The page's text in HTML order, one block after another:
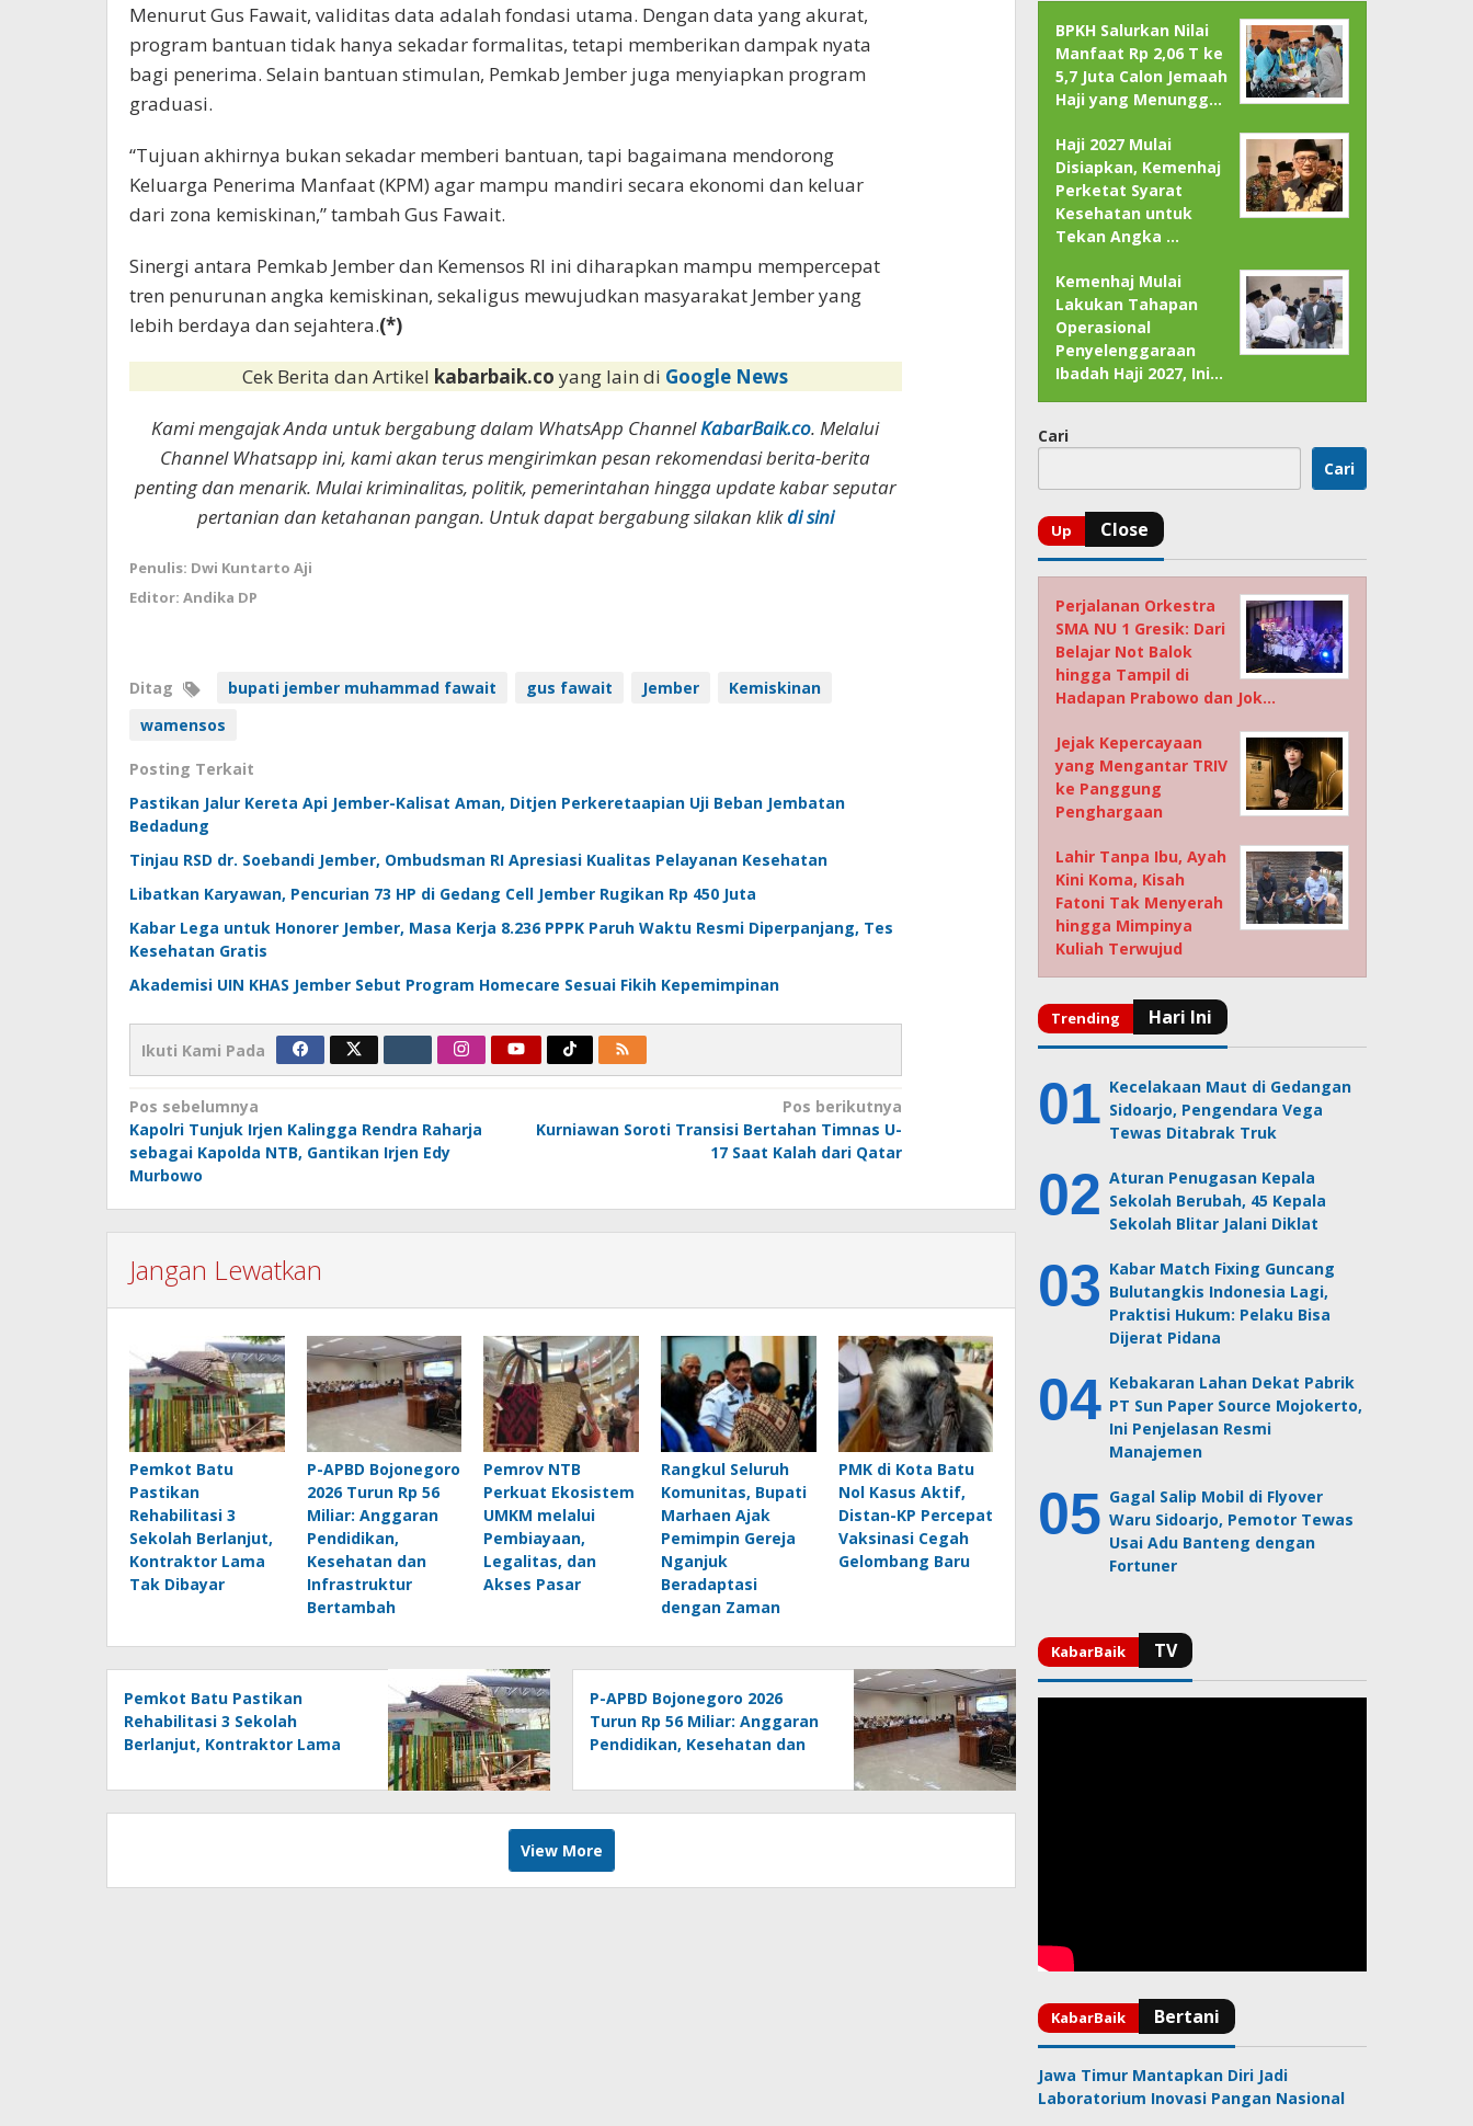
Menurut Gus Fawait, validitas data adalah fondasi utama. Dengan data yang akurat,
program bantuan tidak hanya sekadar formalitas, tetapi memberikan dampak nyata
bagi penerima. Selain bantuan stimulan, Pemkab Jember juga menyiapkan program
graduasi.
“Tujuan akhirnya bukan sekadar memberi bantuan, tapi bagaimana mendorong
Keluarga Penerima Manfaat (KPM) agar mampu mandiri secara ekonomi dan keluar
dari zona kemiskinan,” tambah Gus Fawait.
Sinergi antara Pemkab Jember dan Kemensos RI ini diharapkan mampu mempercepat
tren penurunan angka kemiskinan, sekaligus mewujudkan masyarakat Jember yang
lebih berdaya dan sejahtera.(*)
Cek Berita dan Artikel kabarbaik.coyang lain di Google News
Kami mengajak Anda untuk bergabung dalam WhatsApp ChannelKabarBaik.co. Melalui
Channel Whatsapp ini, kami akan terus mengirimkan pesan rekomendasi berita-berita
penting dan menarik. Mulai kriminalitas, politik, pemerintahan hingga update kabar seputar
pertanian dan ketahanan pangan. Untuk dapat bergabung silakan klikdi sini
Penulis: Dwi Kuntarto Aji
Editor: Andika DP
Ditag bupati jember muhammad fawait gus fawait Jember
Kemiskinan
wamensos
Posting Terkait
Pastikan Jalur Kereta Api Jember-Kalisat Aman, Ditjen Perkeretaapian Uji Beban Jembatan
Bedadung
Tinjau RSD dr. Soebandi Jember, Ombudsman RI Apresiasi Kualitas Pelayanan Kesehatan
Libatkan Karyawan, Pencurian 73 HP di Gedang Cell Jember Rugikan Rp 450 Juta
Kabar Lega untuk Honorer Jember, Masa Kerja 8.236 PPPK Paruh Waktu Resmi Diperpanjang, Tes
Kesehatan Gratis
Akademisi UIN KHAS Jember Sebut Program Homecare Sesuai Fikih Kepemimpinan
Ikuti Kami Pada
Navigasi
pos
Pos sebelumnya
Kapolri Tunjuk Irjen Kalingga Rendra Raharja
sebagai Kapolda NTB, Gantikan Irjen Edy
Murbowo
Pos berikutnya
Kurniawan Soroti Transisi Bertahan Timnas U-
17 Saat Kalah dari Qatar
Jangan Lewatkan
Pemkot Batu
Pastikan
Rehabilitasi 3
Sekolah Berlanjut,
Kontraktor Lama
Tak Dibayar
P-APBD Bojonegoro
2026 Turun Rp 56
Miliar: Anggaran
Pendidikan,
Kesehatan dan
Infrastruktur
Bertambah
Pemrov NTB
Perkuat Ekosistem
UMKM melalui
Pembiayaan,
Legalitas, dan
Akses Pasar
Rangkul Seluruh
Komunitas, Bupati
Marhaen Ajak
Pemimpin Gereja
Nganjuk
Beradaptasi
dengan Zaman
PMK di Kota Batu
Nol Kasus Aktif,
Distan-KP Percepat
Vaksinasi Cegah
Gelombang Baru
Pemkot Batu Pastikan
Rehabilitasi 3 Sekolah
Berlanjut, Kontraktor Lama
P-APBD Bojonegoro 2026
Turun Rp 56 Miliar: Anggaran
Pendidikan, Kesehatan dan
View More
BPKH Salurkan Nilai
Manfaat Rp 2,06 T ke
5,7 Juta Calon Jemaah
Haji yang Menungg…
Haji 2027 Mulai
Disiapkan, Kemenhaj
Perketat Syarat
Kesehatan untuk
Tekan Angka …
Kemenhaj Mulai
Lakukan Tahapan
Operasional
Penyelenggaraan
Ibadah Haji 2027, Ini…
Cari
Cari
Perjalanan Orkestra
SMA NU 1 Gresik: Dari
Belajar Not Balok
hingga Tampil di
Hadapan Prabowo dan Jok…
Jejak Kepercayaan
yang Mengantar TRIV
ke Panggung
Penghargaan
Lahir Tanpa Ibu, Ayah
Kini Koma, Kisah
Fatoni Tak Menyerah
hingga Mimpinya
Kuliah Terwujud
Kecelakaan Maut di Gedangan
Sidoarjo, Pengendara Vega
Tewas Ditabrak Truk
Aturan Penugasan Kepala
Sekolah Berubah, 45 Kepala
Sekolah Blitar Jalani Diklat
Kabar Match Fixing Guncang
Bulutangkis Indonesia Lagi,
Praktisi Hukum: Pelaku Bisa
Dijerat Pidana
Kebakaran Lahan Dekat Pabrik
PT Sun Paper Source Mojokerto,
Ini Penjelasan Resmi
Manajemen
Gagal Salip Mobil di Flyover
Waru Sidoarjo, Pemotor Tewas
Usai Adu Banteng dengan
Fortuner
Jawa Timur Mantapkan Diri Jadi
Laboratorium Inovasi Pangan Nasional